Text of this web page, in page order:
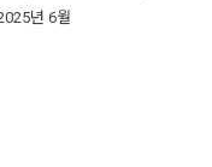
년 6월